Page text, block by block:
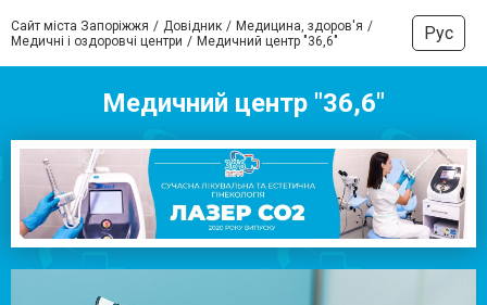
Сайт міста Запоріжжя Довідник
Медицина, здоров'я
Медичні і оздоровчі центри
Медичний центр "36,6" Рус
Медичний центр "36,6"